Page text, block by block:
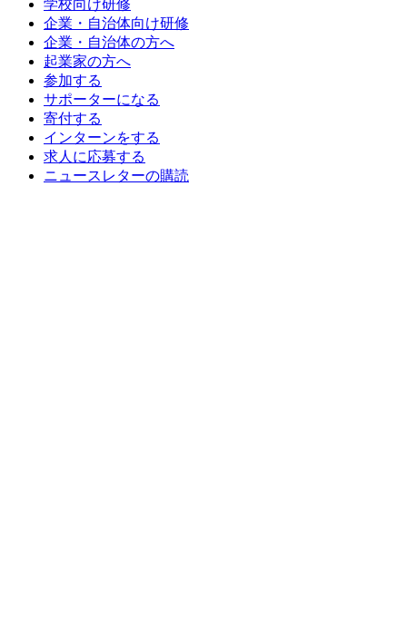
学校向け研修
企業・自治体向け研修
企業・自治体の方へ
起業家の方へ
参加する
サポーターになる
寄付する
インターンをする
求人に応募する
ニュースレターの購読